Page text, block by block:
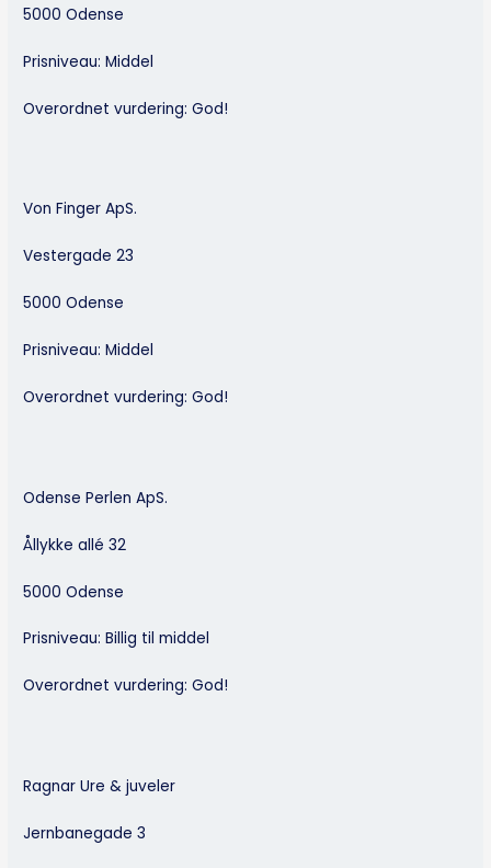
5000 Odense
Prisniveau: Middel
Overordnet vurdering: God!
Von Finger ApS.
Vestergade 23
5000 Odense
Prisniveau: Middel
Overordnet vurdering: God!
Odense Perlen ApS.
Ållykke allé 32
5000 Odense
Prisniveau: Billig til middel
Overordnet vurdering: God!
Ragnar Ure & juveler
Jernbanegade 3